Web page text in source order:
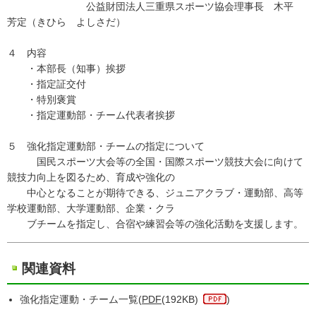
公益財団法人三重県スポーツ協会理事長 木平
芳定（きひら よしさだ）
４ 内容
・本部長（知事）挨拶
・指定証交付
・特別褒賞
・指定運動部・チーム代表者挨拶
５ 強化指定運動部・チームの指定について
国民スポーツ大会等の全国・国際スポーツ競技大会に向けて
競技力向上を図るため、育成や強化の
中心となることが期待できる、ジュニアクラブ・運動部、高等
学校運動部、大学運動部、企業・クラ
ブチームを指定し、合宿や練習会等の強化活動を支援します。
関連資料
強化指定運動・チーム一覧(PDF(192KB) )